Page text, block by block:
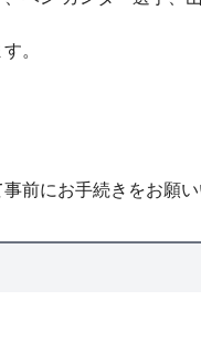
。
前にお手続きをお願い